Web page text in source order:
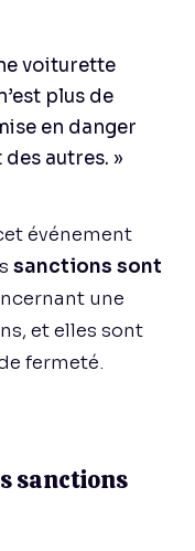
voiturette
plus de
en danger
autres. »
événement
sanctions sont
une
et elles sont
fermeté.
sanctions